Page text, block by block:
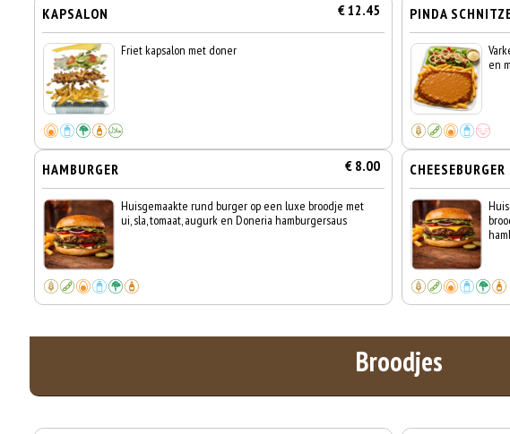
KAPSALON € 12.45
Friet kapsalon met doner
PINDA
en
HAMBURGER € 8.00
Huisgemaakte rund burger op een luxe broodje met
ui, sla, tomaat, augurk en Doneria hamburgersaus
CHEESEBURGER
Broodjes